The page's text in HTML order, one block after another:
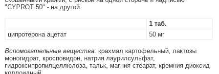
"CYPROT 50" - на другой.
1 таб.
ципротерона ацетат
50 мг
Вспомогательные вещества: крахмал картофельный, лактозы
моногидрат, кросповидон, натрия лаурилсульфат,
гидроксипропилцеллюлоза, тальк, магния стеарат, кремния диоксид